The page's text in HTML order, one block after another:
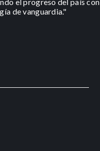
el progreso del país con
de vanguardia."